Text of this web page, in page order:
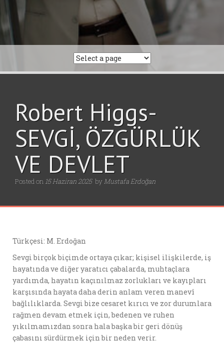
Robert Higgs-
SEVGİ, ÖZGÜRLÜK
VE DEVLET
Posted on 15 Haziran 2025 by Mustafa Erdoğan
Türkçesi: M. Erdoğan
Sevgi birçok biçimde ortaya çıkar; kişisel ilişkilerde, iş
hayatında ve diğer yaratıcı çabalarda, muhtaçlara
yardımda, hayatın kaçınılmaz zorlukları ve kayıpları
karşısında hayata daha derin anlam veren manevî
bağlılıklarda. Sevgi bize cesaret kırıcı ve zor durumlara
rağmen devam etmek için, bedenen ve ruhen
yıkılmamızdan sonra hala başka bir geri dönüş
çabasını sürdürmek için bir neden verir.